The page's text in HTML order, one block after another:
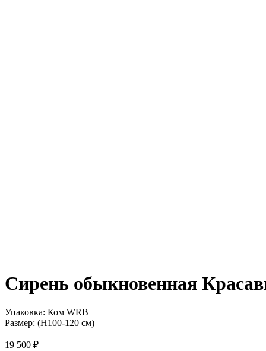
Сирень обыкновенная
Упаковка: Ком WRB
Размер: (Н100-120 см)
19 500 ₽